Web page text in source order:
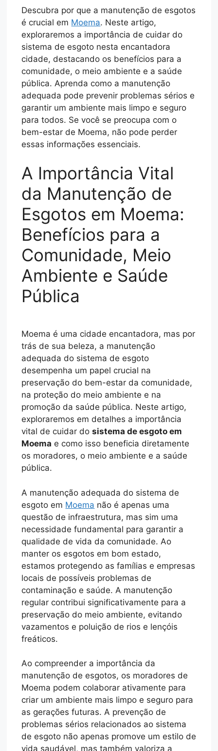
Descubra por que a manutenção de esgotos
é crucial em Moema. Neste artigo,
exploraremos a importância de cuidar do
sistema de esgoto nesta encantadora
cidade, destacando os benefícios para a
comunidade, o meio ambiente e a saúde
pública. Aprenda como a manutenção
adequada pode prevenir problemas sérios e
garantir um ambiente mais limpo e seguro
para todos. Se você se preocupa com o
bem-estar de Moema, não pode perder
essas informações essenciais.
A Importância Vital
da Manutenção de
Esgotos em Moema:
Benefícios para a
Comunidade, Meio
Ambiente e Saúde
Pública
Moema é uma cidade encantadora, mas por
trás de sua beleza, a manutenção
adequada do sistema de esgoto
desempenha um papel crucial na
preservação do bem-estar da comunidade,
na proteção do meio ambiente e na
promoção da saúde pública. Neste artigo,
exploraremos em detalhes a importância
vital de cuidar dosistema de esgoto em
Moema e como isso beneficia diretamente
os moradores, o meio ambiente e a saúde
pública.
A manutenção adequada do sistema de
esgoto em Moema não é apenas uma
questão de infraestrutura, mas sim uma
necessidade fundamental para garantir a
qualidade de vida da comunidade. Ao
manter os esgotos em bom estado,
estamos protegendo as famílias e empresas
locais de possíveis problemas de
contaminação e saúde. A manutenção
regular contribui significativamente para a
preservação do meio ambiente, evitando
vazamentos e poluição de rios e lençóis
freáticos.
Ao compreender a importância da
manutenção de esgotos, os moradores de
Moema podem colaborar ativamente para
criar um ambiente mais limpo e seguro para
as gerações futuras. A prevenção de
problemas sérios relacionados ao sistema
de esgoto não apenas promove um estilo de
vida saudável, mas também valoriza a